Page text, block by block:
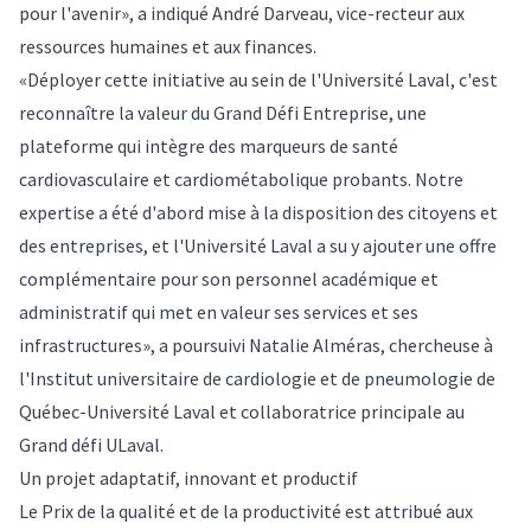
pour l'avenir», a indiqué André Darveau, vice-recteur aux
ressources humaines et aux finances.
«Déployer cette initiative au sein de l'Université Laval, c'est
reconnaître la valeur du Grand Défi Entreprise, une
plateforme qui intègre des marqueurs de santé
cardiovasculaire et cardiométabolique probants. Notre
expertise a été d'abord mise à la disposition des citoyens et
des entreprises, et l'Université Laval a su y ajouter une offre
complémentaire pour son personnel académique et
administratif qui met en valeur ses services et ses
infrastructures», a poursuivi Natalie Alméras, chercheuse à
l'Institut universitaire de cardiologie et de pneumologie de
Québec-Université Laval et collaboratrice principale au
Grand défi ULaval.
Un projet adaptatif, innovant et productif
Le Prix de la qualité et de la productivité est attribué aux